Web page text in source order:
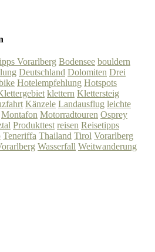
Vorarlberg Bodensee bouldern
Deutschland Dolomiten Drei
Hotelempfehlung Hotspots
klettern Klettersteig
Känzele Landausflug leichte
Montafon Motorradtouren Osprey
Produkttest reisen Reisetipps
Teneriffa Thailand Tirol Vorarlberg
Wasserfall Weitwanderung